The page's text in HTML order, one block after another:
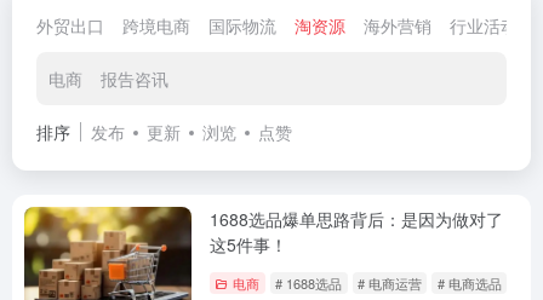
外贸出口 跨境电商 国际物流 淘资源 海外营销 行业活动
电商 报告咨讯
排序 发布 更新 浏览 点赞
1688选品爆单思路背后：是因为做对了
这5件事！
电商 # 1688选品 # 电商运营 # 电商选品